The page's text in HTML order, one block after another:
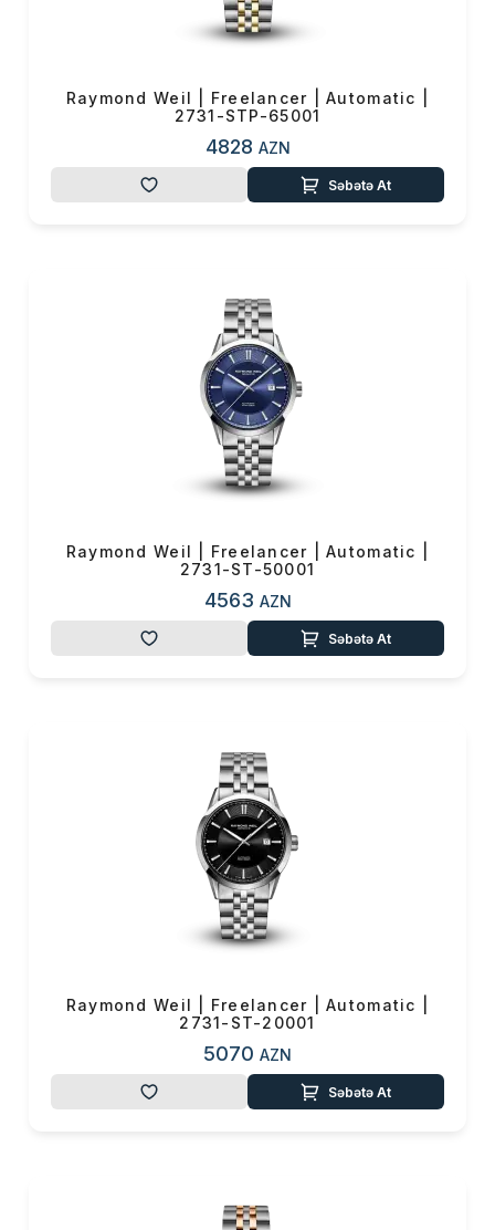
Raymond Weil | Freelancer | Automatic |
2731-STP-65001
4828 AZN
Səbətə At
Raymond Weil | Freelancer | Automatic |
2731-ST-50001
4563 AZN
Səbətə At
Raymond Weil | Freelancer | Automatic |
2731-ST-20001
5070 AZN
Səbətə At
Yekun məbləğ 0 ₼
Alış-verişə davam et
OK